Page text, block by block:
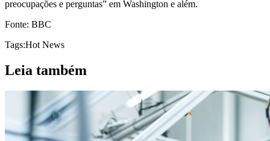
preocupações e perguntas” em Washington e além.
Fonte: BBC
Tags:Hot News
Leia também